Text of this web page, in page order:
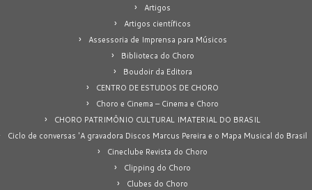
Artigos
Artigos científicos
Assessoria de Imprensa para Músicos
Biblioteca do Choro
Boudoir da Editora
CENTRO DE ESTUDOS DE CHORO
Choro e Cinema – Cinema e Choro
CHORO PATRIMÔNIO CULTURAL IMATERIAL DO BRASIL
Ciclo de conversas 'A gravadora Discos Marcus Pereira e o Mapa Musical do Brasil
Cineclube Revista do Choro
Clipping do Choro
Clubes do Choro